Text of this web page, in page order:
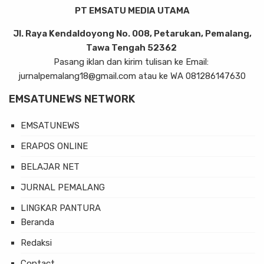
PT EMSATU MEDIA UTAMA
Jl. Raya Kendaldoyong No. 008, Petarukan, Pemalang,
Tawa Tengah 52362
Pasang iklan dan kirim tulisan ke Email:
jurnalpemalang18@gmail.com atau ke WA 081286147630
EMSATUNEWS NETWORK
EMSATUNEWS
ERAPOS ONLINE
BELAJAR NET
JURNAL PEMALANG
LINGKAR PANTURA
Beranda
Redaksi